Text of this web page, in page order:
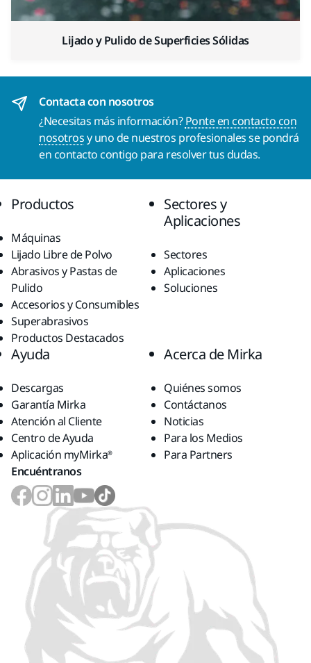
Lijado y Pulido de Superficies Sólidas
Contacta con nosotros
¿Necesitas más información?Ponte en contacto con
nosotrosy uno de nuestros profesionales se pondrá
en contacto contigo para resolver tus dudas.
Productos
Máquinas
Lijado Libre de Polvo
Abrasivos y Pastas de
Pulido
Accesorios y Consumibles
Superabrasivos
Productos Destacados
Sectores y
Aplicaciones
Sectores
Aplicaciones
Soluciones
Ayuda
Descargas
Garantía Mirka
Atención al Cliente
Centro de Ayuda
Aplicación myMirka®
Acerca de Mirka
Quiénes somos
Contáctanos
Noticias
Para los Medios
Para Partners
Encuéntranos